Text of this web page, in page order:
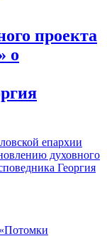
проекта
о
епархии
духовного
Георгия